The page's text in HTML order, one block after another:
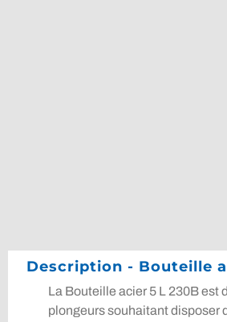
Description - Bouteille
La Bouteille acier 5 L 230B est
plongeurs souhaitant disposer